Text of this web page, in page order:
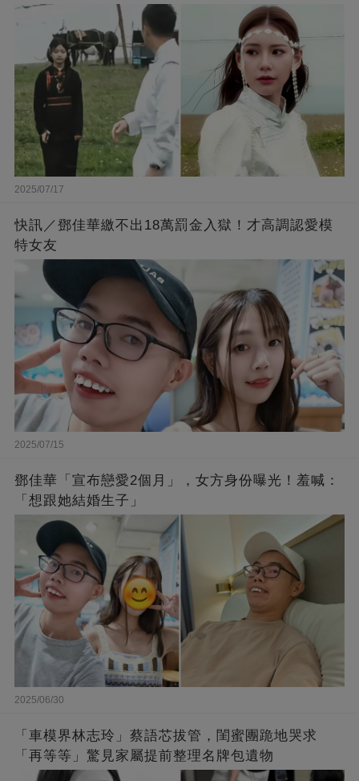
2025/07/17
快訊／鄧佳華繳不出18萬罰金入獄！才高調認愛模
特女友
2025/07/15
鄧佳華「宣布戀愛2個月」，女方身份曝光！羞喊：
「想跟她結婚生子」
2025/06/30
「車模界林志玲」蔡語芯拔管，閨蜜團跪地哭求
「再等等」驚見家屬提前整理名牌包遺物